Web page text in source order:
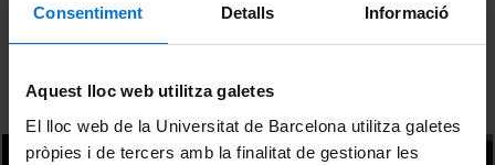
Consentiment Detalls Informació
Aquest lloc web utilitza galetes
El lloc web de la Universitat de Barcelona utilitza galetes
pròpies i de tercers amb la finalitat de gestionar les
Sort